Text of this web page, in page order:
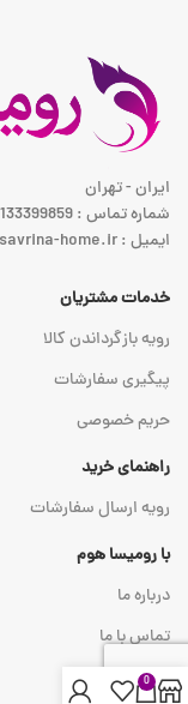
ایران - تهران
شماره تماس : 02133399859
ایمیل : info[at]savrina-home.ir
خدمات مشتریان
رویه بازگرداندن کالا
پیگیری سفارشات
حریم خصوصی
راهنمای خرید
رویه ارسال سفارشات
با رومیسا هوم
درباره ما
تماس با ما
0